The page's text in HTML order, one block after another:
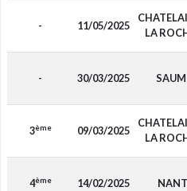
- 11/05/2025
LA
- 30/03/2025
3ème 09/03/2025
LA
4ème 14/02/2025